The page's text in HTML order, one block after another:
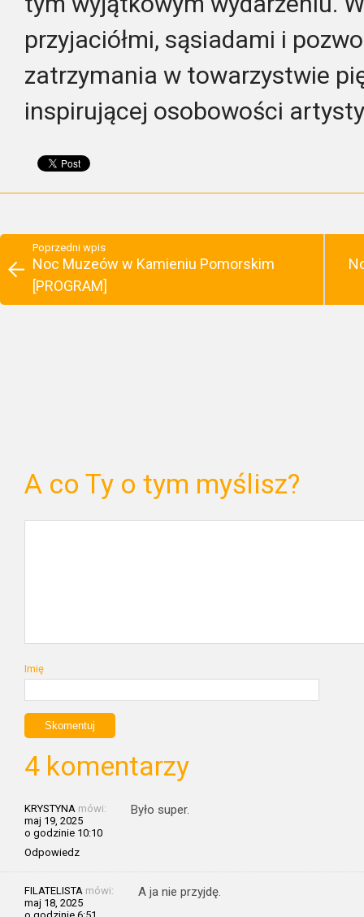
przyjaciółmi, sąsiadami i
zatrzymania w towarzystwie
inspirującej osobowości
Poprzedni wpis
Noc Muzeów w Kamieniu Pomorskim
[PROGRAM]
A co Ty o tym myślisz?
Imię
4 komentarzy
KRYSTYNA mówi:
maj 19, 2025
o godzinie 10:10
Odpowiedz
Było super.
FILATELISTA mówi:
maj 18, 2025
A ja nie przyjdę.